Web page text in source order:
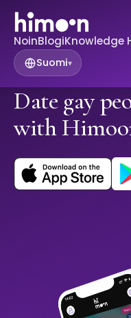
NoinBlogiKnowledge
Suomi▾
Date gay
with